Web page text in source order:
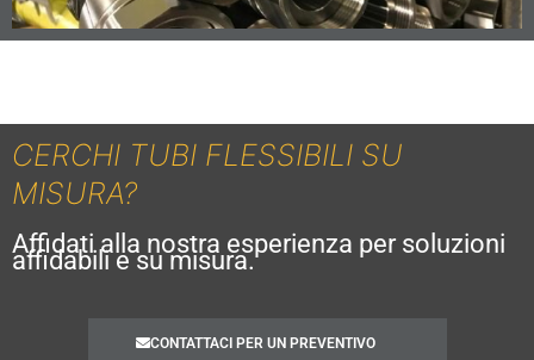
CERCHI TUBI FLESSIBILI SU
MISURA?
Affidati alla nostra esperienza per soluzioni
affidabili e su misura.
CONTATTACI PER UN PREVENTIVO